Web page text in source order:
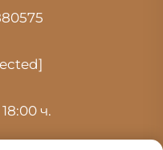
ч.